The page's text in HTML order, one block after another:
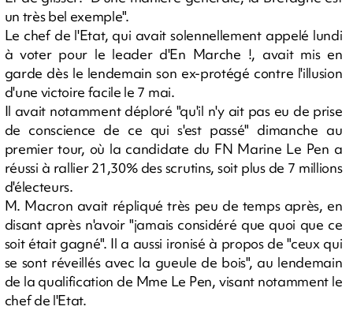
un très bel exemple".
Le chef de l'Etat, qui avait solennellement appelé lundi
à voter pour le leader d'En Marche !, avait mis en
garde dès le lendemain son ex-protégé contre l'illusion
d'une victoire facile le 7 mai.
Il avait notamment déploré "qu'il n'y ait pas eu de prise
de conscience de ce qui s'est passé" dimanche au
premier tour, où la candidate du FN Marine Le Pen a
réussi à rallier 21,30% des scrutins, soit plus de 7 millions
d'électeurs.
M. Macron avait répliqué très peu de temps après, en
disant après n'avoir "jamais considéré que quoi que ce
soit était gagné". Il a aussi ironisé à propos de "ceux qui
se sont réveillés avec la gueule de bois", au lendemain
de la qualification de Mme Le Pen, visant notamment le
chef de l'Etat.